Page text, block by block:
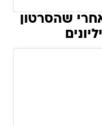
שהסרטון